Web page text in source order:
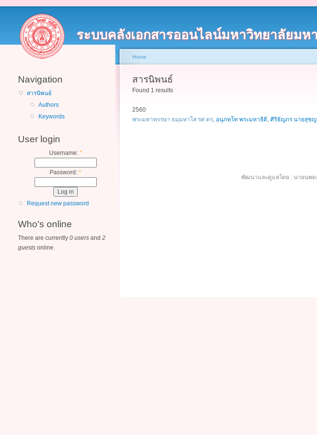
ระบบคลังเอกสารออนไลน์มหาวิทยาลัยม
Navigation
สารนิพนธ์
Authors
Keywords
User login
Username: *
Password: *
Request new password
Who's online
There are currently 0 users and 2
guests online.
Home
สารนิพนธ์
Found 1 results
2560
พระมหาหรรษา ธมฺมหาโส รศ ดร, อนุภทฺโท พระมหาธิติ, ศิริธัญภร นายสุชญ
พัฒนาและดูแลโดย : นายนพด